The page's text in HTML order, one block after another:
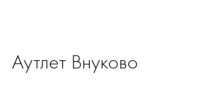
Аутлет Внуково